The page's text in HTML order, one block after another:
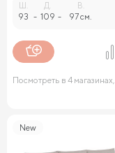
93 -
Д.
109 -
В.
97 см.
Посмотреть в 4 магазинах,
New